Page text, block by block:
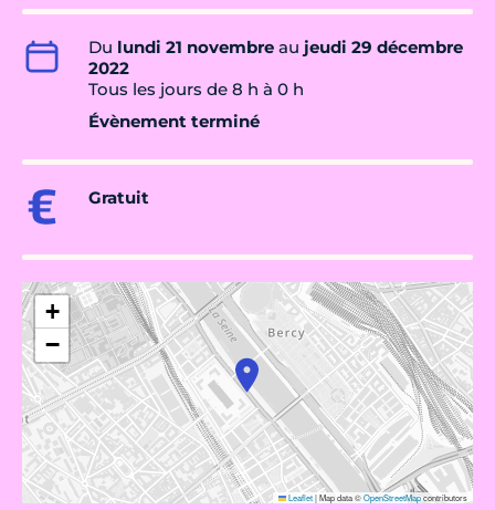
Du lundi 21 novembre au jeudi 29 décembre
2022
Tous les jours de 8 h à 0 h
Évènement terminé
Gratuit
+
−
Leaflet|Map data ©OpenStreetMapcontributors